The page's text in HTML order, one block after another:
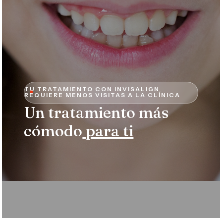

TU TRATAMIENTO CON INVISALIGN
REQUIERE MENOS VISITAS A LA CLÍNICA
Un tratamiento más
cómodo para ti